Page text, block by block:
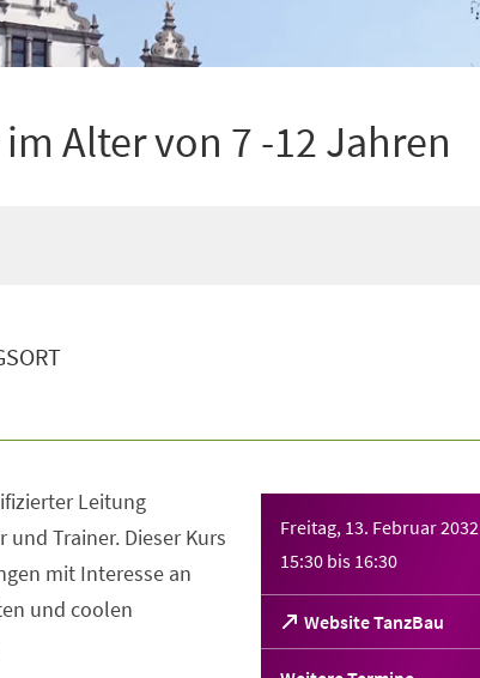
Alter von 7 -12 Jahren
Freitag, 13. Februar 2032
15:30 bis 16:30
Website TanzBau
(Öffnet
in
einem
Leitung
Trainer. Dieser Kurs
mit Interesse an
und coolen